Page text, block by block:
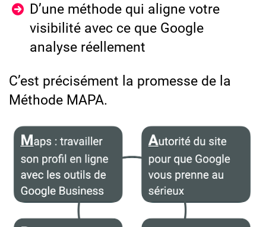
D’une méthode qui aligne votre
visibilité avec ce que Google
analyse réellement
C’est précisément la promesse de la
Méthode MAPA.